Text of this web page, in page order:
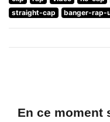
straight-cap
banger-rap-
En ce moment